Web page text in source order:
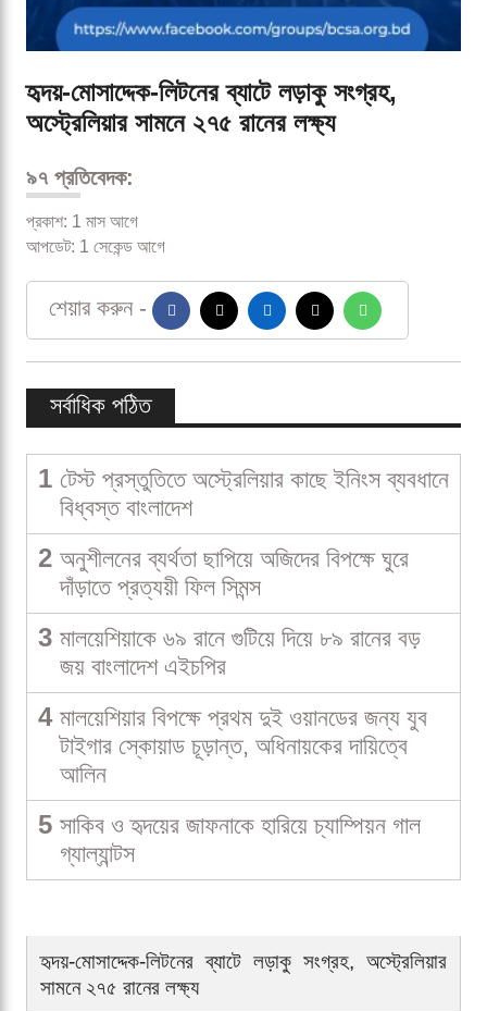
হৃদয়-মোসাদ্দেক-লিটনের ব্যাটে লড়াকু সংগ্রহ,
অস্ট্রেলিয়ার সামনে ২৭৫ রানের লক্ষ্য
৯৭ প্রতিবেদক:
প্রকাশ: 1 মাস আগে
আপডেট: 1 সেকেন্ড আগে
শেয়ার করুন -
সর্বাধিক পঠিত
1 টেস্ট প্রস্তুতিতে অস্ট্রেলিয়ার কাছে ইনিংস ব্যবধানে
বিধ্বস্ত বাংলাদেশ
2 অনুশীলনের ব্যর্থতা ছাপিয়ে অজিদের বিপক্ষে ঘুরে
দাঁড়াতে প্রত্যয়ী ফিল সিমন্স
3 মালয়েশিয়াকে ৬৯ রানে গুটিয়ে দিয়ে ৮৯ রানের বড়
জয় বাংলাদেশ এইচপির
4 মালয়েশিয়ার বিপক্ষে প্রথম দুই ওয়ানডের জন্য যুব
টাইগার স্কোয়াড চূড়ান্ত, অধিনায়কের দায়িত্বে
আলিন
5 সাকিব ও হৃদয়ের জাফনাকে হারিয়ে চ্যাম্পিয়ন গাল
গ্যাল্যান্টস